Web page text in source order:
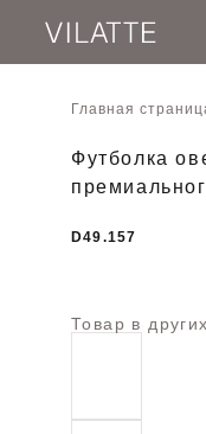
Главная
Футболка
D49.157
Товар в